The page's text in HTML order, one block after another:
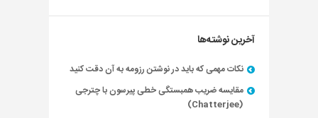
آخرین نوشته‌ها
نکات مهمی که باید در نوشتن رزومه به آن دقت کنید
مقایسه ضریب همبستگی خطی پیرسون با چترجی
(Chatterjee)